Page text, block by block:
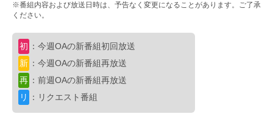
10:00
オトコの釣りメシ
初回放送：2026/05/23
※番組内容および放送日時は、予告なく変更になることがあります。ご了承
ください。
初 ：今週OAの新番組初回放送
新 ：今週OAの新番組再放送
再 ：前週OAの新番組再放送
リ
：リクエスト番組